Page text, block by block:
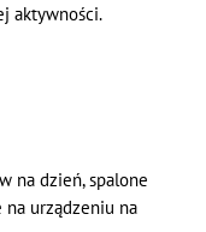
aktywności.
na dzień, spalone
urządzeniu na